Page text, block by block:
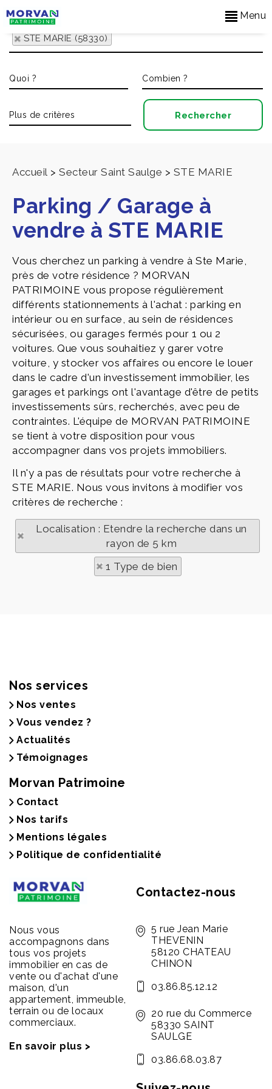
Menu
STE MARIE (58330)
Accueil > Secteur Saint Saulge > STE MARIE
Parking / Garage à
vendre à STE MARIE
Vous cherchez un parking à vendre à Ste Marie,
près de votre résidence ? MORVAN
PATRIMOINE vous propose régulièrement
différents stationnements à l'achat : parking en
intérieur ou en surface, au sein de résidences
sécurisées, ou garages fermés pour 1 ou 2
voitures. Que vous souhaitiez y garer votre
voiture, y stocker vos affaires ou encore le louer
dans le cadre d'un investissement immobilier, les
garages et parkings ont l'avantage d'être de petits
investissements sûrs, recherchés, avec peu de
contraintes. L'équipe de MORVAN PATRIMOINE
se tient à votre disposition pour vous
accompagner dans vos projets immobiliers.
Il n'y a pas de résultats pour votre recherche à
STE MARIE. Nous vous invitons à modifier vos
critères de recherche :
Localisation : Etendre la recherche dans un
rayon de 5 km
1 Type de bien
Nos services
Nos ventes
Vous vendez ?
Actualités
Témoignages
Morvan Patrimoine
Contact
Nos tarifs
Mentions légales
Politique de confidentialité
Nous vous
accompagnons dans
tous vos projets
immobilier en cas de
vente ou d'achat d'une
maison, d'un
appartement, immeuble,
terrain ou de locaux
commerciaux.
En savoir plus >
Contactez-nous
5 rue Jean Marie
THEVENIN
58120 CHATEAU
CHINON
03.86.85.12.12
20 rue du Commerce
58330 SAINT
SAULGE
03.86.68.03.87